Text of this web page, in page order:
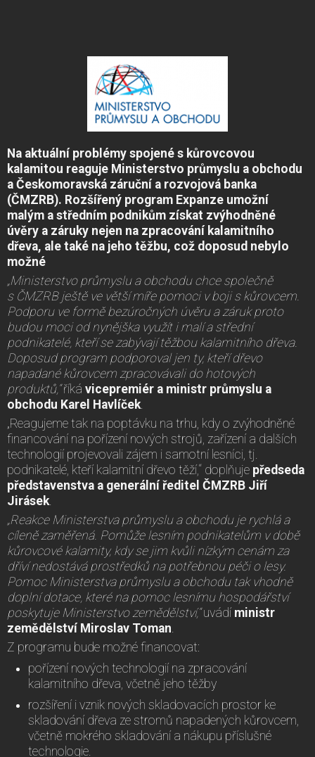
Na aktuální problémy spojené s kůrovcovou
kalamitou reaguje Ministerstvo průmyslu a obchodu
a Českomoravská záruční a rozvojová banka
(ČMZRB). Rozšířený program Expanze umožní
malým a středním podnikům získat zvýhodněné
úvěry a záruky nejen na zpracování kalamitního
dřeva, ale také na jeho těžbu, což doposud nebylo
možné
„Ministerstvo průmyslu a obchodu chce společně
s ČMZRB ještě ve větší míře pomoci v boji s kůrovcem.
Podporu ve formě bezúročných úvěru a záruk proto
budou moci od nynějška využít i malí a střední
podnikatelé, kteří se zabývají těžbou kalamitního dřeva.
Doposud program podporoval jen ty, kteří dřevo
napadané kůrovcem zpracovávali do hotových
produktů,“říká vicepremiér a ministr průmyslu a
obchodu Karel Havlíček
„Reagujeme tak na poptávku na trhu, kdy o zvýhodněné
financování na pořízení nových strojů, zařízení a dalších
technologií projevovali zájem i samotní lesníci, tj.
podnikatelé, kteří kalamitní dřevo těží,“ doplňuje předseda
představenstva a generální ředitel ČMZRB Jiří
Jirásek
„Reakce Ministerstva průmyslu a obchodu je rychlá a
cíleně zaměřená. Pomůže lesním podnikatelům v době
kůrovcové kalamity, kdy se jim kvůli nízkým cenám za
dříví nedostává prostředků na potřebnou péči o lesy.
Pomoc Ministerstva průmyslu a obchodu tak vhodně
doplní dotace, které na pomoc lesnímu hospodářství
poskytuje Ministerstvo zemědělství,“uvádí ministr
zemědělství Miroslav Toman
Z programu bude možné financovat:
pořízení nových technologií na zpracování
kalamitního dřeva, včetně jeho těžby
rozšíření i vznik nových skladovacích prostor ke
skladování dřeva ze stromů napadených kůrovcem,
včetně mokrého skladování a nákupu příslušné
technologie.